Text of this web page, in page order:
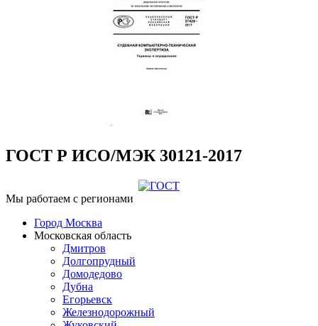
ГОСТ Р ИСО/МЭК 30121-2017
Мы работаем с регионами
Город Москва
Московская область
Дмитров
Долгопрудный
Домодедово
Дубна
Егорьевск
Железнодорожный